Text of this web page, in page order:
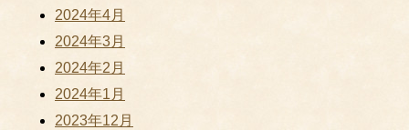
2024年4月
2024年3月
2024年2月
2024年1月
2023年12月